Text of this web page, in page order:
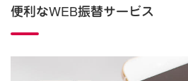
便利なWEB振替サービス